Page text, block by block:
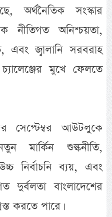
অর্থনৈতিক সংস্কার
নীতিগত অনিশ্চয়তা,
এবং জ্বালানি সরবরাহ
মুখে ফেলতে
সেপ্টেম্বর আউটলুকে
মার্কিন শুল্কনীতি,
নির্বাচনি ব্যয়, এবং
দুর্বলতা বাংলাদেশের
করতে পারে।